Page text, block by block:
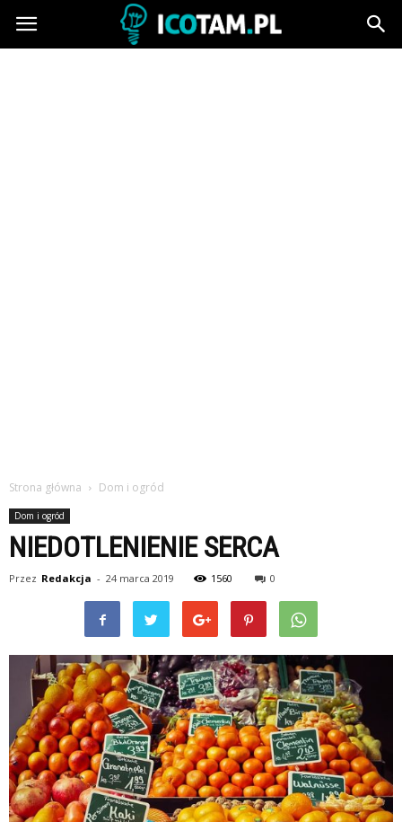
icotam.pl
Strona główna Dom i ogród
Dom i ogród
NIEDOTLENIENIE SERCA
Przez Redakcja - 24 marca 2019 1560 0